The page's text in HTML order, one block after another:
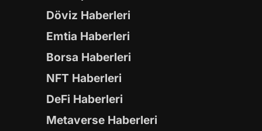
Döviz Haberleri
Emtia Haberleri
Borsa Haberleri
NFT Haberleri
DeFi Haberleri
Metaverse Haberleri